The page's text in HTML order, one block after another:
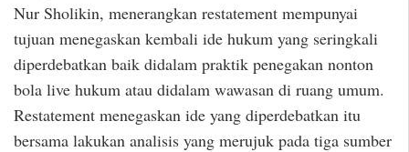
Nur Sholikin, menerangkan restatement mempunyai
tujuan menegaskan kembali ide hukum yang seringkali
diperdebatkan baik didalam praktik penegakan nonton
bola live hukum atau didalam wawasan di ruang umum.
Restatement menegaskan ide yang diperdebatkan itu
bersama lakukan analisis yang merujuk pada tiga sumber